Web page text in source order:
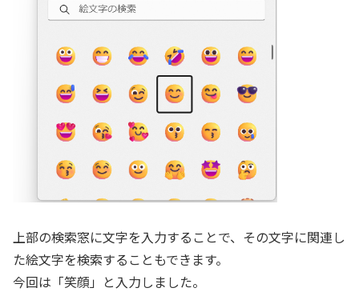
上部の検索窓に文字を入力することで、その文字に関連し
た絵文字を検索することもできます。
今回は「笑顔」と入力しました。